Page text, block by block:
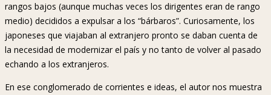
rangos bajos (aunque muchas veces los dirigentes eran de rango
medio) decididos a expulsar a los “bárbaros”. Curiosamente, los
japoneses que viajaban al extranjero pronto se daban cuenta de
la necesidad de modernizar el país y no tanto de volver al pasado
echando a los extranjeros.
En ese conglomerado de corrientes e ideas, el autor nos muestra